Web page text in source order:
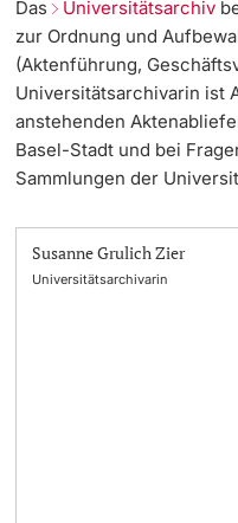
Das Universitätsarchiv
zur Ordnung und
(Aktenführung,
Universitätsarchivarin ist
anstehenden
Basel-Stadt und bei
Sammlungen der
Susanne Grulich Zier
Universitätsarchivarin